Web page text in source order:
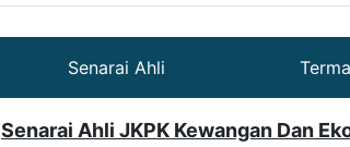
Senarai Ahli
Senarai Ahli JKPK Kewangan Dan